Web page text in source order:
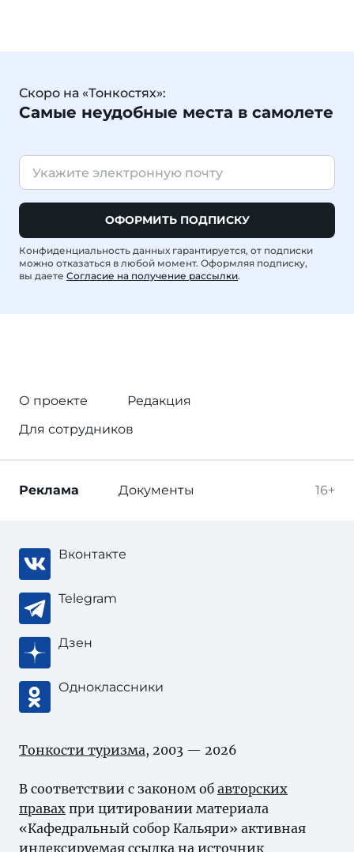
Скоро на «Тонкостях»:
Самые неудобные места в самолете
ОФОРМИТЬ ПОДПИСКУ
Конфиденциальность данных гарантируется, от подписки
можно отказаться в любой момент. Оформляя подписку,
вы даете Согласие на получение рассылки.
О проекте
Редакция
Для сотрудников
16+
Реклама Документы
Вконтакте
Telegram
Дзен
Одноклассники
Тонкости туризма, 2003 — 2026
В соответствии с законом об авторских
правах при цитировании материала
«Кафедральный собор Кальяри» активная
индексируемая ссылка на источник